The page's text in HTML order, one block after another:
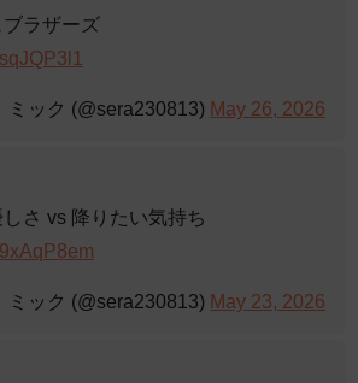
ラザーズ
ック (@sera230813) May 26, 2026
さ vs 降りたい気持ち
ック (@sera230813) May 23, 2026